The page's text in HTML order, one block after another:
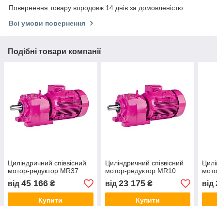
Повернення товару впродовж 14 днів за домовленістю
Всі умови повернення
Подібні товари компанії
Циліндричний співвісний
мотор-редуктор MR37
від 45 166 ₴
Купити
Циліндричний співвісний
мотор-редуктор MR10
від 23 175₴
Купити
від